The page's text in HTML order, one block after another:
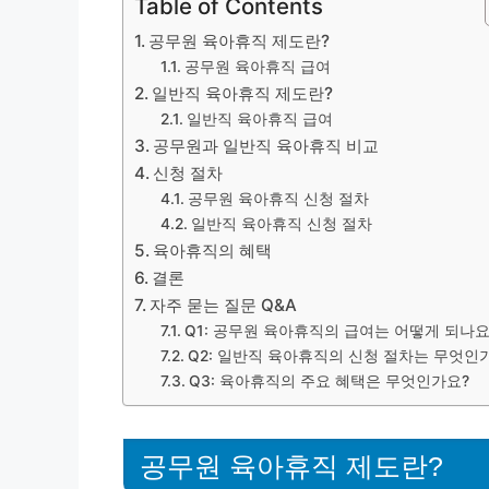
Table of Contents
공무원 육아휴직 제도란?
공무원 육아휴직 급여
일반직 육아휴직 제도란?
일반직 육아휴직 급여
공무원과 일반직 육아휴직 비교
신청 절차
공무원 육아휴직 신청 절차
일반직 육아휴직 신청 절차
육아휴직의 혜택
결론
자주 묻는 질문 Q&A
Q1: 공무원 육아휴직의 급여는 어떻게 되나
Q2: 일반직 육아휴직의 신청 절차는 무엇인
Q3: 육아휴직의 주요 혜택은 무엇인가요?
공무원 육아휴직 제도란?